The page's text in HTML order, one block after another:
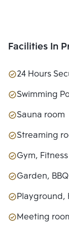
Facilities In
24 Hours
Swimming
Sauna room
Streaming
Gym, Fitness
Garden,
Playground,
Meeting